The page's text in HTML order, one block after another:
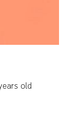
old